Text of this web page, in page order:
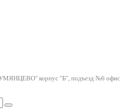
корпус "Б", подъезд №6 офис